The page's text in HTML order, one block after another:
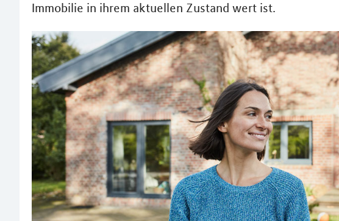
Immobilie in ihrem aktuellen Zustand wert ist.